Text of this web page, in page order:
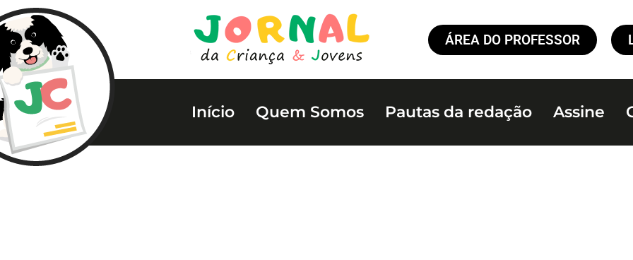
ÁREA DO PROFESSOR
Início Quem Somos Pautas da redação Assine